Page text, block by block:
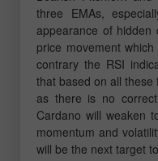
three EMAs,
appearance of hidden
price movement
contrary the RSI
that based on all these
as there is no
Cardano will weaken
momentum and
will be the next target